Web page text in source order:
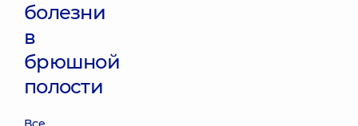
болезни
в
брюшной
полости